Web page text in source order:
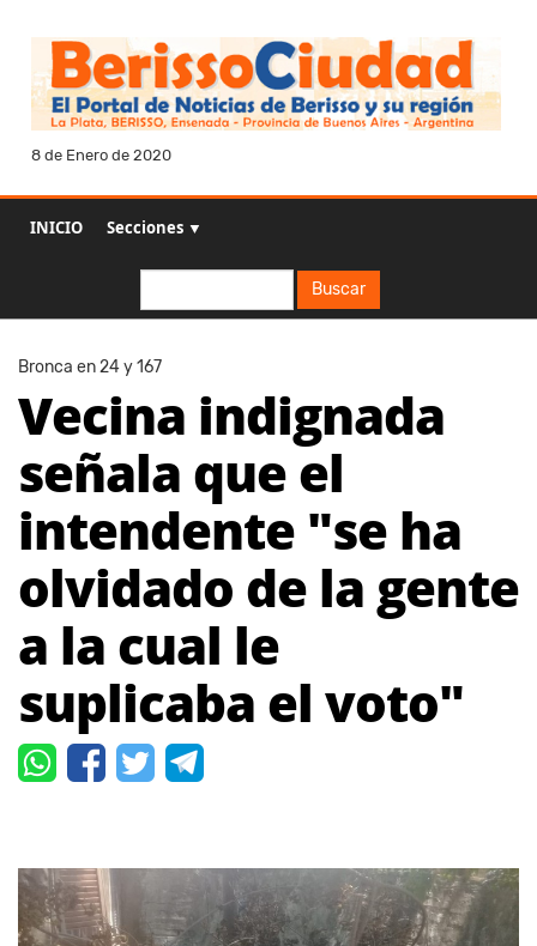
8 de Enero de 2020
INICIO Secciones ▼
Buscar
Bronca en 24 y 167
Vecina indignada
señala que el
intendente "se ha
olvidado de la gente
a la cual le
suplicaba el voto"